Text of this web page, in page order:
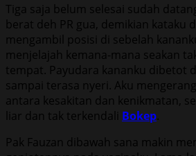
Tiga saja belum selesai sudah
berat deh PR gua, demikian kataku
mengambil posisi di sebelah
menjelajah kemana-mana seakan
tempat. Payudara kananku dibetot
sampai terasa nyeri. Aku
antara kesakitan dan kenikmatan,
liar dan tak terkendali Bokep.
Pak Fauzan dibawah sana makin